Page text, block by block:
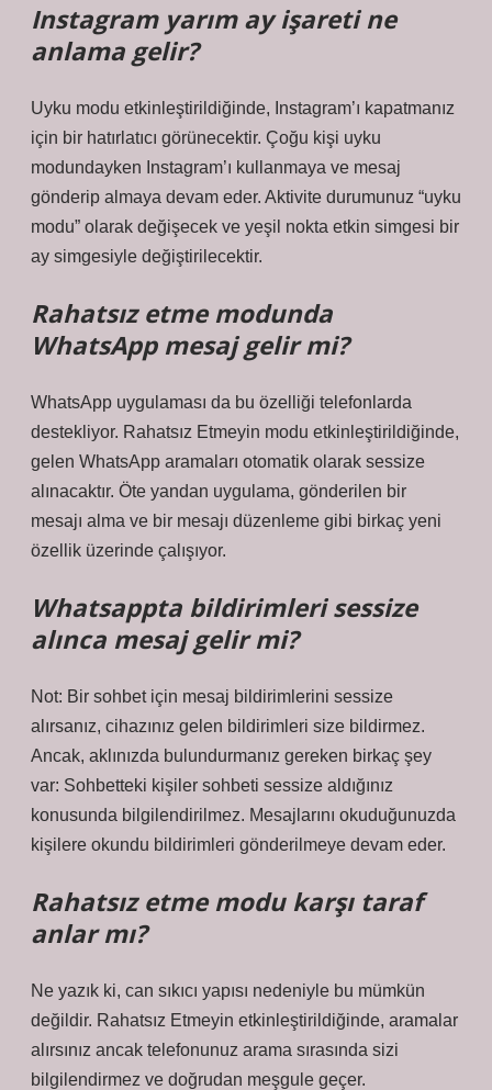
Instagram yarım ay işareti ne
anlama gelir?
Uyku modu etkinleştirildiğinde, Instagram’ı kapatmanız
için bir hatırlatıcı görünecektir. Çoğu kişi uyku
modundayken Instagram’ı kullanmaya ve mesaj
gönderip almaya devam eder. Aktivite durumunuz “uyku
modu” olarak değişecek ve yeşil nokta etkin simgesi bir
ay simgesiyle değiştirilecektir.
Rahatsız etme modunda
WhatsApp mesaj gelir mi?
WhatsApp uygulaması da bu özelliği telefonlarda
destekliyor. Rahatsız Etmeyin modu etkinleştirildiğinde,
gelen WhatsApp aramaları otomatik olarak sessize
alınacaktır. Öte yandan uygulama, gönderilen bir
mesajı alma ve bir mesajı düzenleme gibi birkaç yeni
özellik üzerinde çalışıyor.
Whatsappta bildirimleri sessize
alınca mesaj gelir mi?
Not: Bir sohbet için mesaj bildirimlerini sessize
alırsanız, cihazınız gelen bildirimleri size bildirmez.
Ancak, aklınızda bulundurmanız gereken birkaç şey
var: Sohbetteki kişiler sohbeti sessize aldığınız
konusunda bilgilendirilmez. Mesajlarını okuduğunuzda
kişilere okundu bildirimleri gönderilmeye devam eder.
Rahatsız etme modu karşı taraf
anlar mı?
Ne yazık ki, can sıkıcı yapısı nedeniyle bu mümkün
değildir. Rahatsız Etmeyin etkinleştirildiğinde, aramalar
alırsınız ancak telefonunuz arama sırasında sizi
bilgilendirmez ve doğrudan meşgule geçer.